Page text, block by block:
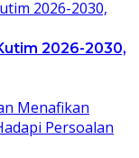
2026-2030,